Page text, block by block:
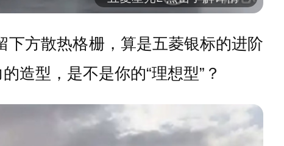
方散热格栅，算是五菱银标的进阶
造型，是不是你的“理想型”？